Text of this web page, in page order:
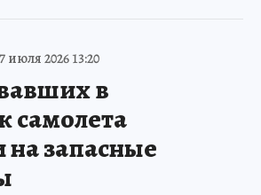
7 июля 2026 13:20
в
самолета
на запасные